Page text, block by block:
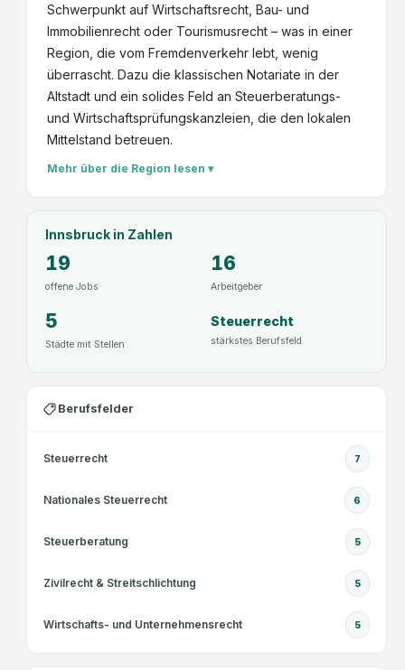
Schwerpunkt auf Wirtschaftsrecht, Bau- und
Immobilienrecht oder Tourismusrecht – was in einer
Region, die vom Fremdenverkehr lebt, wenig
überrascht. Dazu die klassischen Notariate in der
Altstadt und ein solides Feld an Steuerberatungs-
und Wirtschaftsprüfungskanzleien, die den lokalen
Mittelstand betreuen.
Mehr über die Region lesen ▾
Innsbruckin Zahlen
19
offene Jobs
16
Arbeitgeber
5
Städte mit Stellen
Steuerrecht
stärkstes Berufsfeld
Berufsfelder
Steuerrecht 7
Nationales Steuerrecht 6
Steuerberatung 5
Zivilrecht & Streitschlichtung 5
Wirtschafts- und Unternehmensrecht 5